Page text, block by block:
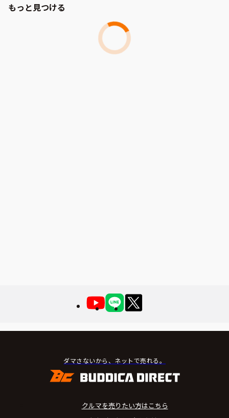
もっと見つける
ダマさないから、ネットで売れる。
クルマを売りたい方はこちら